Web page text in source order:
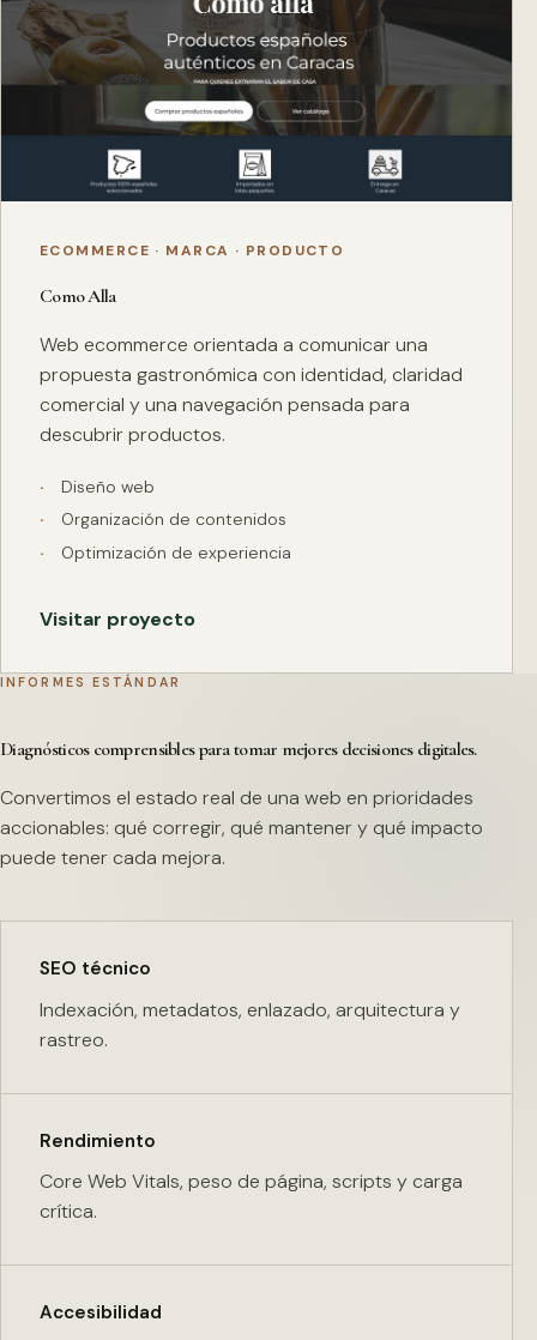
ECOMMERCE · MARCA · PRODUCTO
Como Alla
Web ecommerce orientada a comunicar una
propuesta gastronómica con identidad, claridad
comercial y una navegación pensada para
descubrir productos.
Diseño web
Organización de contenidos
Optimización de experiencia
Visitar proyecto
INFORMES ESTÁNDAR
Diagnósticos comprensibles para tomar mejores decisiones digitales.
Convertimos el estado real de una web en prioridades
accionables: qué corregir, qué mantener y qué impacto
puede tener cada mejora.
SEO técnico
Indexación, metadatos, enlazado, arquitectura y
rastreo.
Rendimiento
Core Web Vitals, peso de página, scripts y carga
crítica.
Accesibilidad